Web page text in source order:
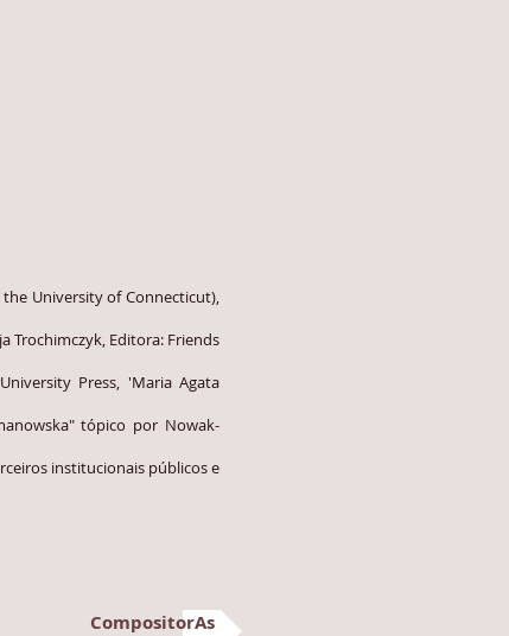
the University of Connecticut),
Trochimczyk, Editora: Friends
Press, 'Maria Agata
tópico por Nowak-
institucionais públicos e
CompositorAs